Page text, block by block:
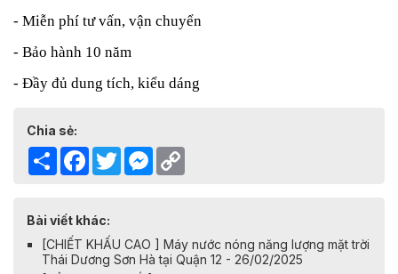
- Miễn phí tư vấn, vận chuyển
- Bảo hành 10 năm
- Đầy đủ dung tích, kiểu dáng
Chia sẻ:
Share Facebook
TwitterMessenger
Bài viết khác:
[CHIẾT KHẤU CAO ] Máy nước nóng năng lượng mặt trời
Thái Dương Sơn Hà tại Quận 12 - 26/02/2025